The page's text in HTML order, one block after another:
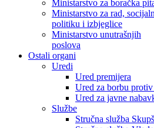
Ministarstvo za boračka
Ministarstvo za rad,
politiku i izbjeglice
Ministarstvo unutrašnjih
poslova
Ostali organi
Uredi
Ured premijera
Ured za borbu
Ured za javne
Službe
Stručna služba